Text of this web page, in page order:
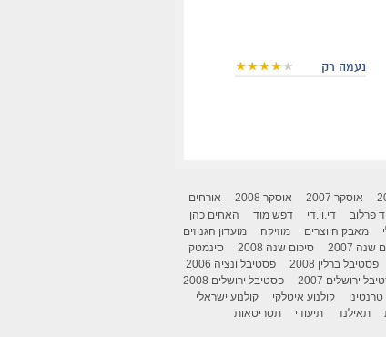
נעמה רק
אוסקר 2007 אוסקר 2008
אורחים
פרלוב די.וי.די דפש מוד
האחים כהן
מאבק היוצרים מוזיקה
מועדון הגנוזים
2007 סיכום שנה 2008
סינמטק
פסטיבל ברלין 2008
פסטיבל ונציה 2006
ירושלים 2007
פסטיבל ירושלים 2008
טרנטינו קולנוע איטלקי
קולנוע ישראלי
תאילנד תיעודי תסריטאות